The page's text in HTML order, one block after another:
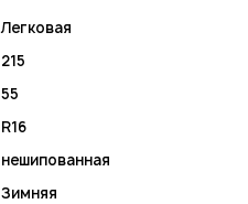
Легковая
215
55
R16
нешипованная
Зимняя